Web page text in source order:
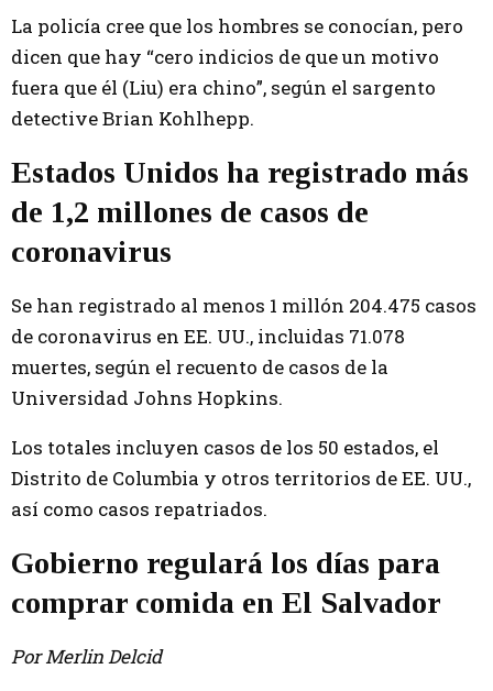
La policía cree que los hombres se conocían, pero
dicen que hay “cero indicios de que un motivo
fuera que él (Liu) era chino”, según el sargento
detective Brian Kohlhepp.
Estados Unidos ha registrado más
de 1,2 millones de casos de
coronavirus
Se han registrado al menos 1 millón 204.475 casos
de coronavirus en EE. UU., incluidas 71.078
muertes, según el recuento de casos de la
Universidad Johns Hopkins.
Los totales incluyen casos de los 50 estados, el
Distrito de Columbia y otros territorios de EE. UU.,
así como casos repatriados.
Gobierno regulará los días para
comprar comida en El Salvador
Por Merlin Delcid